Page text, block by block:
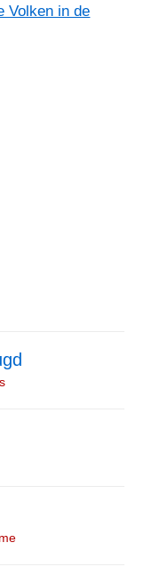
Volken in de